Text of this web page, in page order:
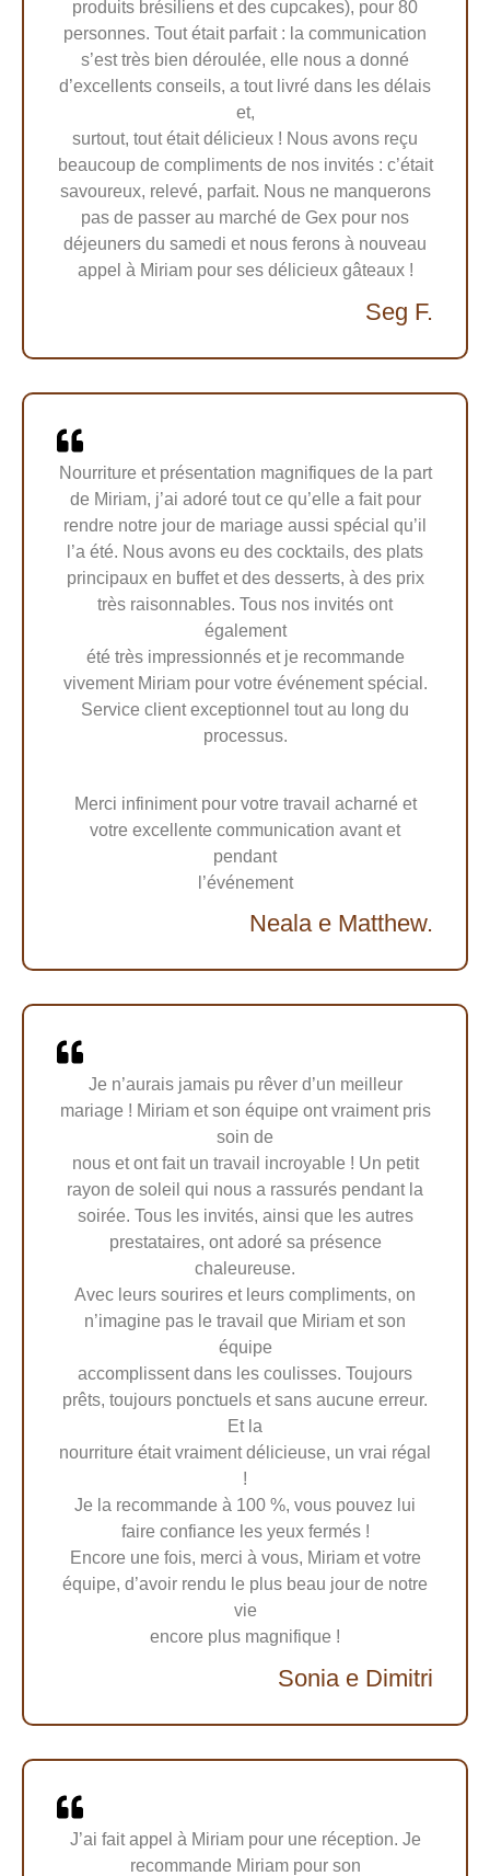
produits brésiliens et des cupcakes), pour 80
personnes. Tout était parfait : la communication
s’est très bien déroulée, elle nous a donné
d’excellents conseils, a tout livré dans les délais
et,
surtout, tout était délicieux ! Nous avons reçu
beaucoup de compliments de nos invités : c’était
savoureux, relevé, parfait. Nous ne manquerons
pas de passer au marché de Gex pour nos
déjeuners du samedi et nous ferons à nouveau
appel à Miriam pour ses délicieux gâteaux !
Seg F.
Nourriture et présentation magnifiques de la part
de Miriam, j’ai adoré tout ce qu’elle a fait pour
rendre notre jour de mariage aussi spécial qu’il
l’a été. Nous avons eu des cocktails, des plats
principaux en buffet et des desserts, à des prix
très raisonnables. Tous nos invités ont
également
été très impressionnés et je recommande
vivement Miriam pour votre événement spécial.
Service client exceptionnel tout au long du
processus.
Merci infiniment pour votre travail acharné et
votre excellente communication avant et
pendant
l’événement
Neala e Matthew.
Je n’aurais jamais pu rêver d’un meilleur
mariage ! Miriam et son équipe ont vraiment pris
soin de
nous et ont fait un travail incroyable ! Un petit
rayon de soleil qui nous a rassurés pendant la
soirée. Tous les invités, ainsi que les autres
prestataires, ont adoré sa présence
chaleureuse.
Avec leurs sourires et leurs compliments, on
n’imagine pas le travail que Miriam et son
équipe
accomplissent dans les coulisses. Toujours
prêts, toujours ponctuels et sans aucune erreur.
Et la
nourriture était vraiment délicieuse, un vrai régal
!
Je la recommande à 100 %, vous pouvez lui
faire confiance les yeux fermés !
Encore une fois, merci à vous, Miriam et votre
équipe, d’avoir rendu le plus beau jour de notre
vie
encore plus magnifique !
Sonia e Dimitri
J’ai fait appel à Miriam pour une réception. Je
recommande Miriam pour son